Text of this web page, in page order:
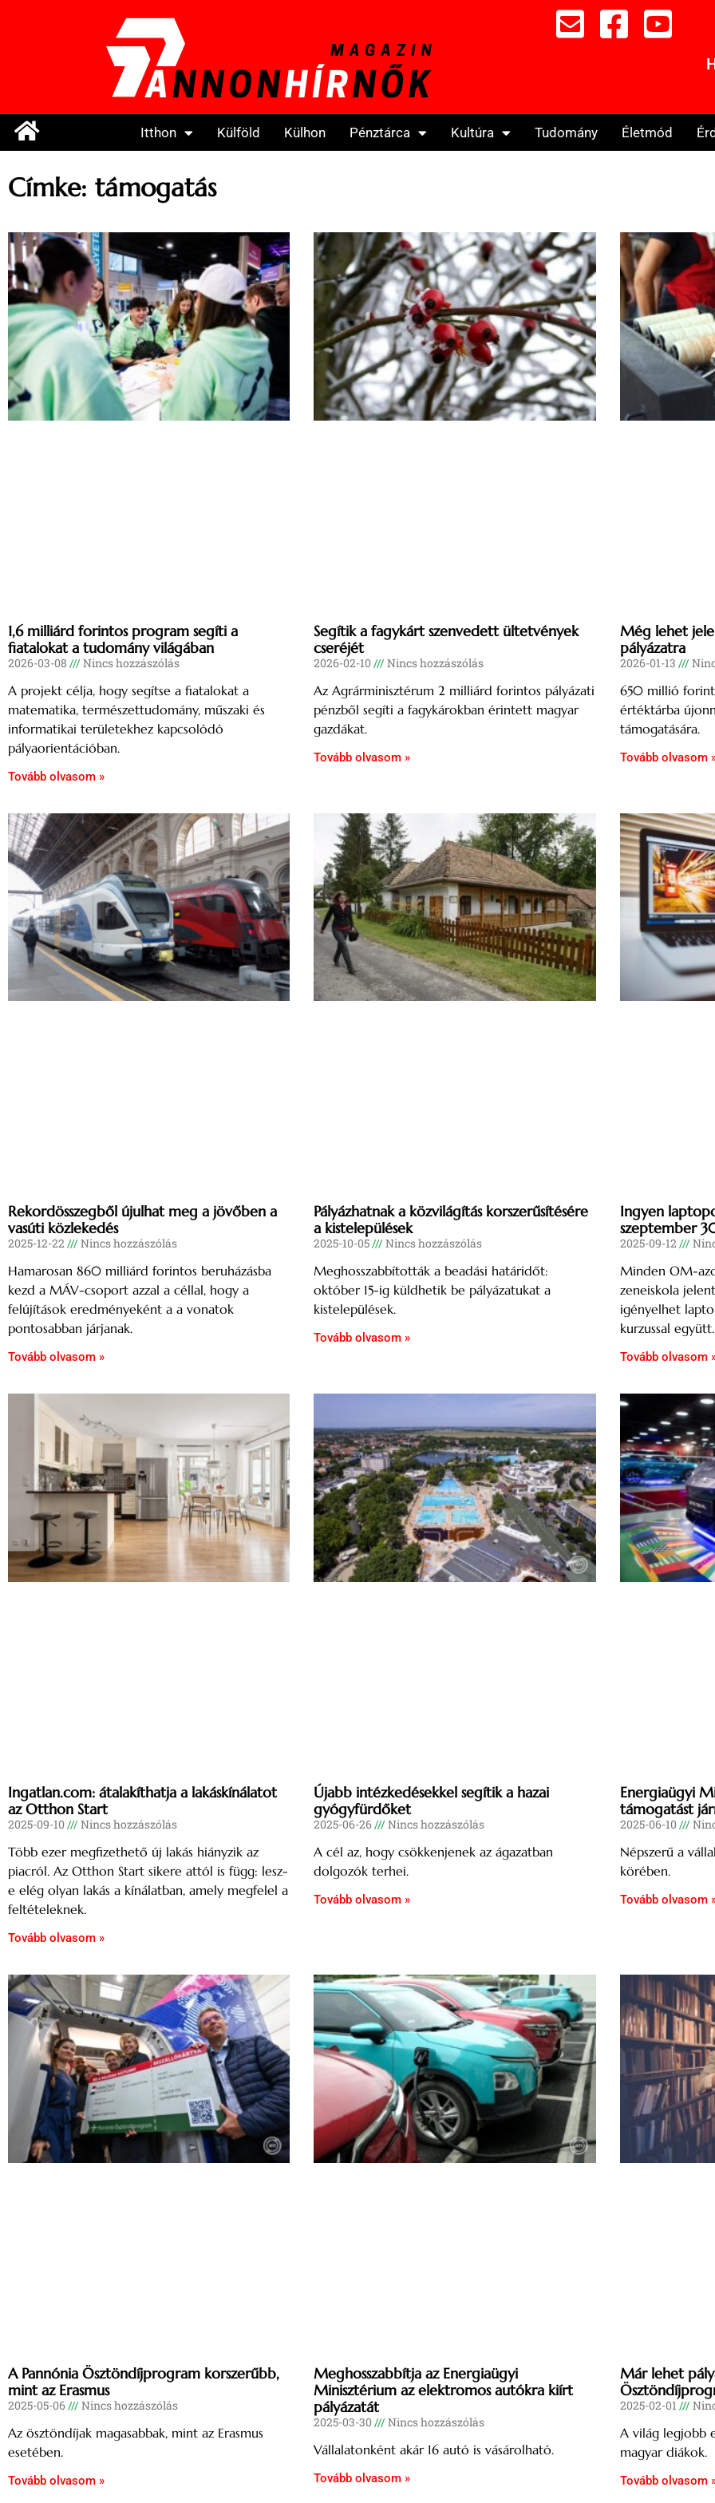
Itthon Külföld Külhon Pénztárca Kultúra Tudomány Életmód
Címke: támogatás
1,6 milliárd forintos program segíti a
fiatalokat a tudomány világában
2026-03-08 Nincs hozzászólás
A projekt célja, hogy segítse a fiatalokat a
matematika, természettudomány, műszaki és
informatikai területekhez kapcsolódó
pályaorientációban.
Tovább olvasom »
Segítik a fagykárt szenvedett ültetvények
cseréjét
2026-02-10 Nincs hozzászólás
Az Agrárminisztérum 2 milliárd forintos pályázati
pénzből segíti a fagykárokban érintett magyar
gazdákat.
Tovább olvasom »
Még lehet
pályázatra
2026-01-13
650 millió
értéktárba
támogatására.
Tovább olvasom
Rekordösszegből újulhat meg a jövőben a
vasúti közlekedés
2025-12-22 Nincs hozzászólás
Hamarosan 860 milliárd forintos beruházásba
kezd a MÁV-csoport azzal a céllal, hogy a
felújítások eredményeként a a vonatok
pontosabban járjanak.
Tovább olvasom »
Pályázhatnak a közvilágítás korszerűsítésére
a kistelepülések
2025-10-05 Nincs hozzászólás
Meghosszabbították a beadási határidőt:
október 15-ig küldhetik be pályázatukat a
kistelepülések.
Tovább olvasom »
Ingyen
szeptember
2025-09-12
Minden OM-
zeneiskola
igényelhet
kurzussal együtt.
Tovább olvasom
Ingatlan.com: átalakíthatja a lakáskínálatot
az Otthon Start
2025-09-10 Nincs hozzászólás
Több ezer megfizethető új lakás hiányzik az
piacról. Az Otthon Start sikere attól is függ: lesz-
e elég olyan lakás a kínálatban, amely megfelel a
feltételeknek.
Tovább olvasom »
Újabb intézkedésekkel segítik a hazai
gyógyfürdőket
2025-06-26 Nincs hozzászólás
A cél az, hogy csökkenjenek az ágazatban
dolgozók terhei.
Tovább olvasom »
Energiaügyi
támogatást
2025-06-10
Népszerű a
körében.
Tovább olvasom
A Pannónia Ösztöndíjprogram korszerűbb,
mint az Erasmus
2025-05-06 Nincs hozzászólás
Az ösztöndíjak magasabbak, mint az Erasmus
esetében.
Tovább olvasom »
Meghosszabbítja az Energiaügyi
Minisztérium az elektromos autókra kiírt
pályázatát
2025-03-30 Nincs hozzászólás
Vállalatonként akár 16 autó is vásárolható.
Tovább olvasom »
Már lehet
2025-02-01
A világ legjobb
magyar diákok.
Tovább olvasom